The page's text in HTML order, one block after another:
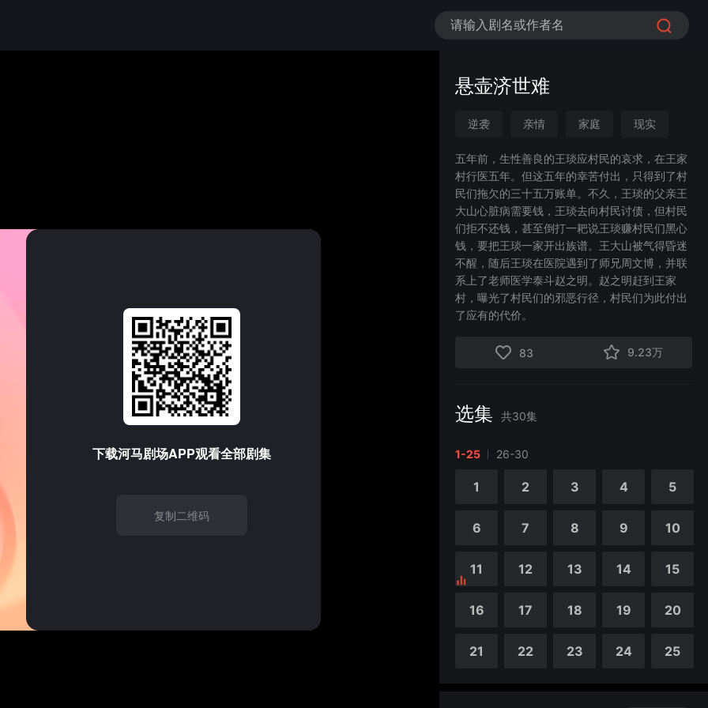
请输入剧名或作者名
下载河马剧场APP观看全部剧集
复制二维码
悬壶济世难
逆袭 亲情 家庭
现实
五年前，生性善良的王琰应村民的哀求，在王家
村行医五年。但这五年的幸苦付出，只得到了村
民们拖欠的三十五万账单。不久，王琰的父亲王
大山心脏病需要钱，王琰去向村民讨债，但村民
们拒不还钱，甚至倒打一耙说王琰赚村民们黑心
钱，要把王琰一家开出族谱。王大山被气得昏迷
不醒，随后王琰在医院遇到了师兄周文博，并联
系上了老师医学泰斗赵之明。赵之明赶到王家
村，曝光了村民们的邪恶行径，村民们为此付出
了应有的代价。
83 9.23万
选集 共30集
1-25 26-30
1 2 3 4 5
6 7 8 9 10
11 12 13 14 15
16 17 18 19 20
21 22 23 24 25